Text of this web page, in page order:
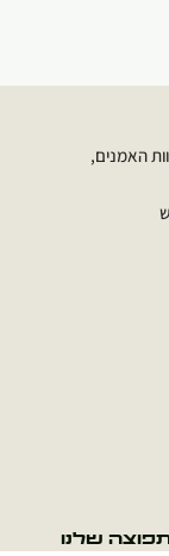
האמנים,
שלנו